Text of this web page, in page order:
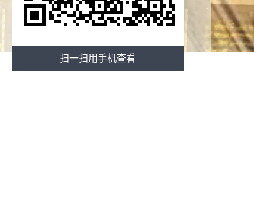
扫一扫用手机查看